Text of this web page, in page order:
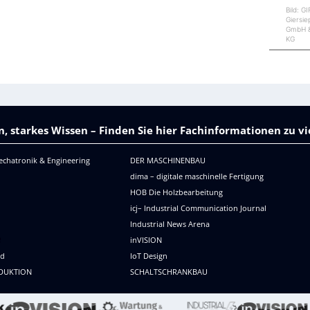
Bild:
GmbH
KG
starkes Wissen – Finden Sie hier Fachinformationen zu
& Engineering
DER MASCHINENBAU
dima – digitale maschinelle Fertigung
HOB Die Holzbearbeitung
icj– Industrial Communication Journal
Industrial News Arena
inVISION
IoT Design
SCHALTSCHRANKBAU